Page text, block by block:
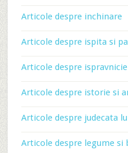
Articole despre inchinare
Articole despre ispita si
Articole despre ispravnicie
Articole despre istorie si
Articole despre judecata
Articole despre legume